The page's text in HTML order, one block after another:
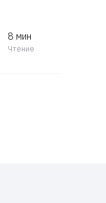
8 мин
Чтение